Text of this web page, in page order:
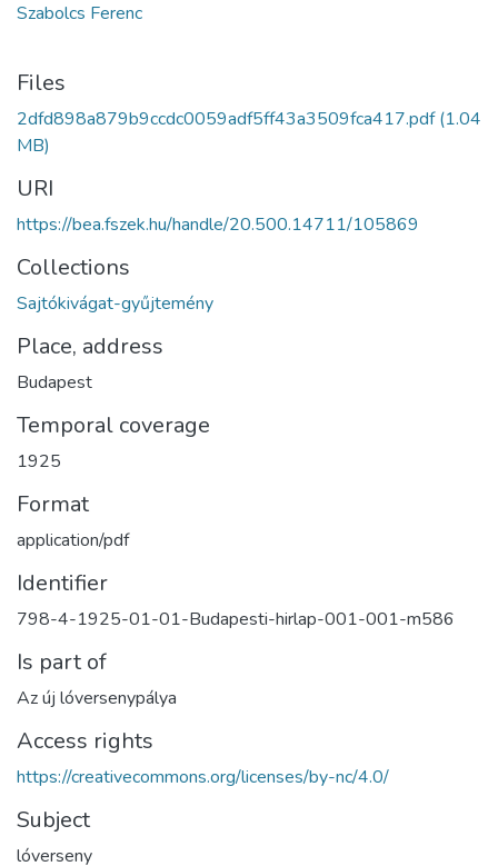
Szabolcs Ferenc
Files
2dfd898a879b9ccdc0059adf5ff43a3509fca417.pdf(1.04
MB)
URI
https://bea.fszek.hu/handle/20.500.14711/105869
Collections
Sajtókivágat-gyűjtemény
Place, address
Budapest
Temporal coverage
1925
Format
application/pdf
Identifier
798-4-1925-01-01-Budapesti-hirlap-001-001-m586
Is part of
Az új lóversenypálya
Access rights
https://creativecommons.org/licenses/by-nc/4.0/
Subject
lóverseny